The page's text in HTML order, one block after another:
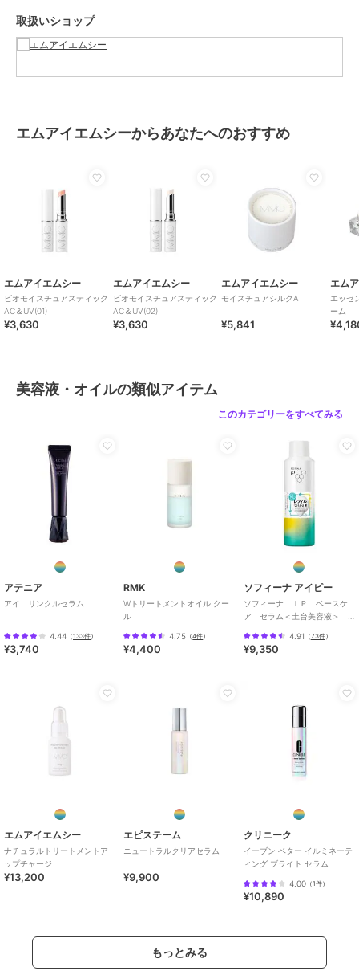
取扱いショップ
エムアイエムシーからあなたへのおすすめ
エムアイエムシー
ビオモイスチュアスティック
AC＆UV(01)
¥3,630
エムアイエムシー
ビオモイスチュアスティック
AC＆UV(02)
¥3,630
エムアイエムシー
モイスチュアシルクA
¥5,841
エム
エッセ
ーム
美容液・オイルの類似アイテム
このカテゴリーをすべてみる
アテニア
アイ リンクルセラム
4.44 （133件）
¥3,740
RMK
Wトリートメントオイル クー
ル
4.75 （4件）
¥4,400
ソフィーナ アイピー
ソフィーナ ｉＰ ベースケ
ア セラム＜土台美容液＞
4.91 （73件）
¥9,350
エムアイエムシー
ナチュラルトリートメントア
ップチャージ
¥13,200
エピステーム
ニュートラルクリアセラム
¥9,900
クリニーク
イーブン ベター イルミネーテ
ィング ブライト セラム
4.00（1件）
¥10,890
もっとみる